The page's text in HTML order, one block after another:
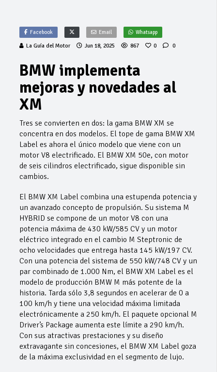
Facebook Email Whatsapp
La Guía del Motor Jun 18, 2025 867 0 0
BMW implementa
mejoras y novedades al
XM
Tres se convierten en dos: la gama BMW XM se
concentra en dos modelos. El tope de gama BMW XM
Label es ahora el único modelo que viene con un
motor V8 electrificado. El BMW XM 50e, con motor
de seis cilindros electrificado, sigue disponible sin
cambios.
El BMW XM Label combina una estupenda potencia y
un avanzado concepto de propulsión. Su sistema M
HYBRID se compone de un motor V8 con una
potencia máxima de 430 kW/585 CV y un motor
eléctrico integrado en el cambio M Steptronic de
ocho velocidades que entrega hasta 145 kW/197 CV.
Con una potencia del sistema de 550 kW/748 CV y un
par combinado de 1.000 Nm, el BMW XM Label es el
modelo de producción BMW M más potente de la
historia. Tarda sólo 3,8 segundos en acelerar de 0 a
100 km/h y tiene una velocidad máxima limitada
electrónicamente a 250 km/h. El paquete opcional M
Driver’s Package aumenta este límite a 290 km/h.
Con sus atractivas prestaciones y su diseño
extravagante sin concesiones, el BMW XM Label goza
de la máxima exclusividad en el segmento de lujo.